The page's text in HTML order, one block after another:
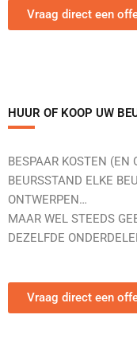
Vraag direct een
HUUR OF KOOP UW
BESPAAR KOSTEN (EN
BEURSSTAND ELKE
ONTWERPEN…
MAAR WEL STEEDS
DEZELFDE
Vraag direct een